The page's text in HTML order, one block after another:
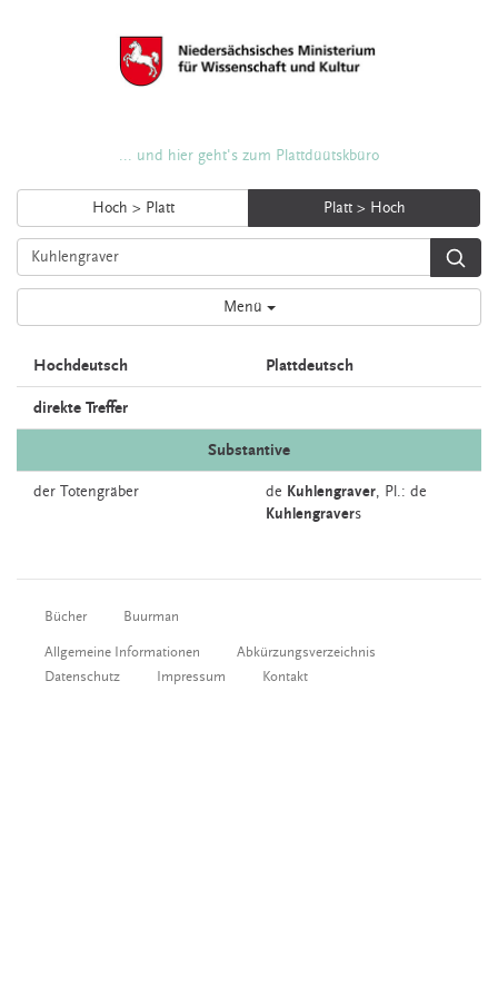
... und hier geht's zum Plattdüütskbüro
Hoch > Platt Platt > Hoch
Menü
Hochdeutsch Plattdeutsch
direkte Treffer
Substantive
der Totengräber de Kuhlengraver, Pl.: de
Kuhlengravers
Bücher Buurman
Allgemeine Informationen
Abkürzungsverzeichnis
Datenschutz
Impressum Kontakt